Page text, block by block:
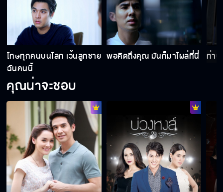
โทษทุกคนบนโลก เว้นลูกชาย
ฉันคนนี้
พอคิดถึงคุณ มันก็มาโผล่ที่นี่ ท่าน
คุณน่าจะชอบ